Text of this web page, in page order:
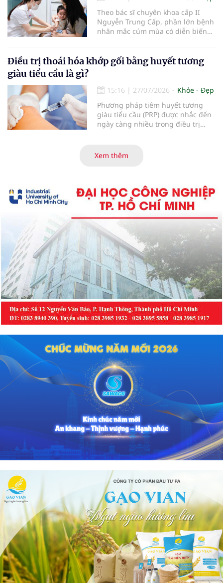
Theo bác sĩ chuyên khoa cấp II
Nguyễn Trung Cấp, phần lớn bệnh
nhân mắc cúm mùa có diễn biến
mũi và có thể hồi phục sau khoảng
5-7 ngày. Tuy nhiên, vẫn có một tỷ
chí tử vong do các biến chứng của
Điều trị thoái hóa khớp gối bằng huyết tương
giàu tiểu cầu là gì?
15:16 | 27/07/2026
Khỏe - Đẹp
Phương pháp tiêm huyết tương
giàu tiểu cầu (PRP) được nhắc đến
ngày càng nhiều trong điều trị
chậm tiến triển bệnh. Vậy PRP hoạt
động theo cơ chế nào, mang lại
Xem thêm